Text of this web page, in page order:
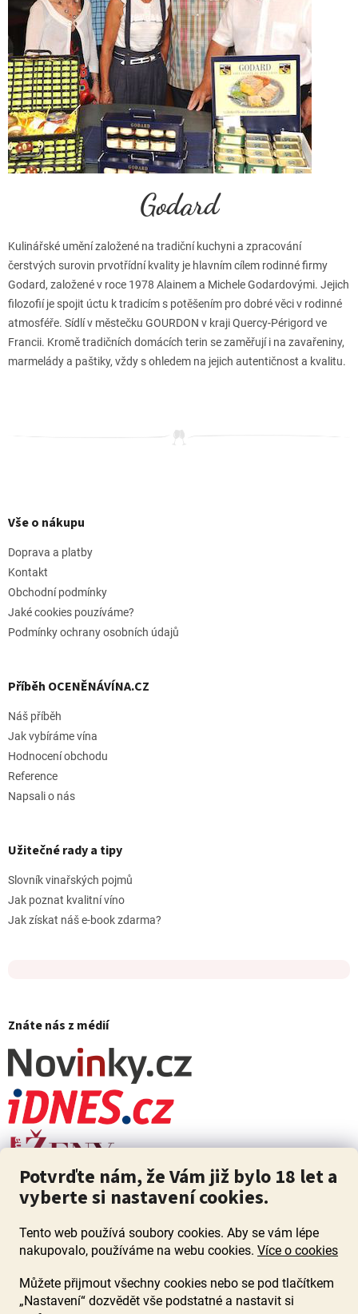
Potvrďte nám, že Vám již bylo 18 let a
vyberte si nastavení cookies.
Tento web používá soubory cookies. Aby se vám lépe
nakupovalo, používáme na webu cookies. Více o cookies
Můžete přijmout všechny cookies nebo se pod tlačítkem
„Nastavení“ dozvědět vše podstatné a nastavit si
Godard
Kulinářské umění založené na tradiční kuchyni a zpracování
čerstvých surovin prvotřídní kvality je hlavním cílem rodinné firmy
Godard, založené v roce 1978 Alainem a Michele Godardovými. Jejich
filozofií je spojit úctu k tradicím s potěšením pro dobré věci v rodinné
atmosféře. Sídlí v městečku GOURDON v kraji Quercy-Périgord ve
Francii. Kromě tradičních domácích terin se zaměřují i na zavařeniny,
marmelády a paštiky, vždy s ohledem na jejich autentičnost a kvalitu.
pVše o nákupu
Doprava a platby
Kontakt
Obchodní podmínky
Jaké cookies pouzíváme?
Podmínky ochrany osobních údajů
Příběh OCENĚNÁVÍNA.CZ
Náš příběh
Jak vybíráme vína
Hodnocení obchodu
Reference
Napsali o nás
Užitečné rady a tipy
Slovník vinařských pojmů
Jak poznat kvalitní víno
Jak získat náš e-book zdarma?
Znáte nás z médií
ZÁKAZ PRODEJE ALKOHOLU OSOBÁM MLADŠÍM 18 LET. Pijte s